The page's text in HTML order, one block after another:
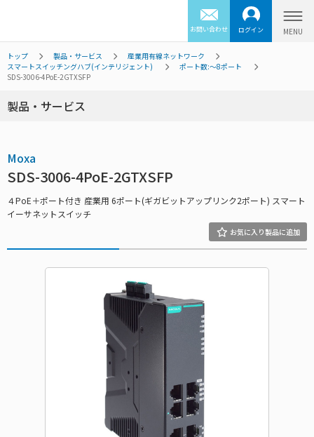
お問い合わせ ログイン
トップ 製品・サービス
産業用有線ネットワーク
スマートスイッチングハブ(インテリジェント)
ポート数:～8ポート
SDS-3006-4PoE-2GTXSFP
製品・サービス
Moxa
SDS-3006-4PoE-2GTXSFP
４PoE＋ポート付き 産業用 6ポート(ギガビットアップリンク2ポート) スマート
イーサネットスイッチ